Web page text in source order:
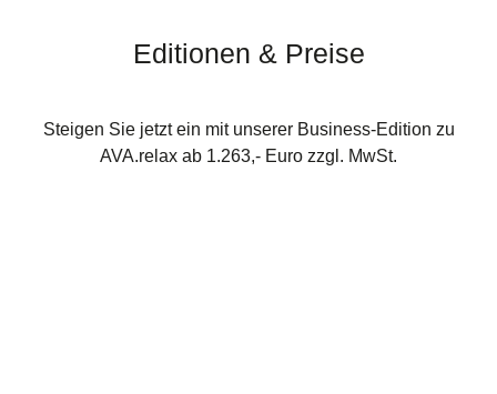
Editionen & Preise
Steigen Sie jetzt ein mit unserer Business-Edition zu
AVA.relax ab 1.263,- Euro zzgl. MwSt.